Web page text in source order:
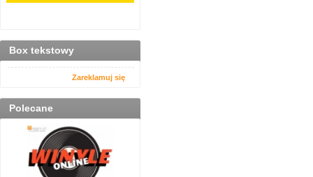
Box tekstowy
Zareklamuj się
Polecane